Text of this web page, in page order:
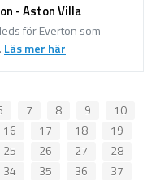
- Aston Villa
för Everton som
Läs mer här
7 8 9
10
16 17 18
19
25 26 27
28
34 35 36
37